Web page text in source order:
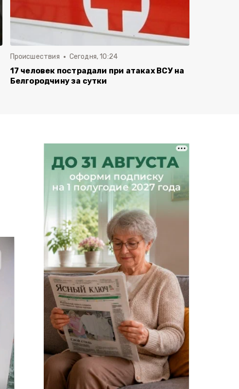
Происшествия Сегодня, 10:24
17 человек пострадали при атаках ВСУ на
Белгородчину за сутки